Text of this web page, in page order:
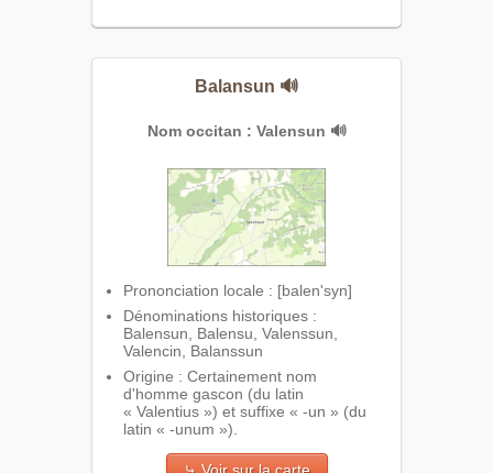
Balansun 🔊
Nom occitan : Valensun 🔊
Prononciation locale : [balen'syn]
Dénominations historiques :
Balensun, Balensu, Valenssun,
Valencin, Balanssun
Origine : Certainement nom
d'homme gascon (du latin
« Valentius ») et suffixe « -un » (du
latin « -unum »).